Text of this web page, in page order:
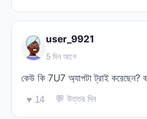
user_9921
5 দিন আগে
কেউ কি 7U7 অ্যাপটা ট্রাই করেছেন?
♥ 14 💬 উত্তর দিন